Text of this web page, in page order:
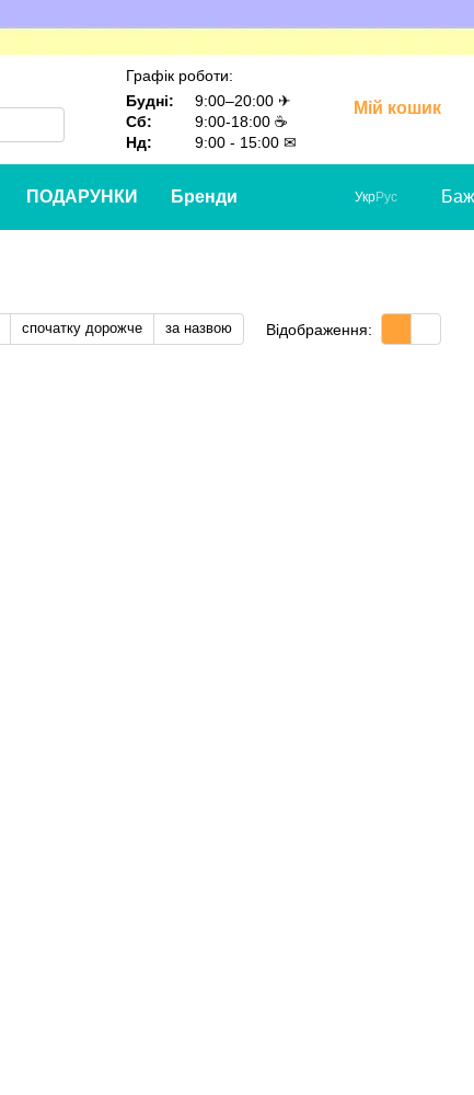
Графік роботи:
Будні:
9:00–20:00 ✈
Сб:
9:00-18:00 ☕
Нд:
9:00 - 15:00 ✉
Мій кошик
ПОДАРУНКИ Бренди УкрРус
спочатку дорожче за назвою Відображення: